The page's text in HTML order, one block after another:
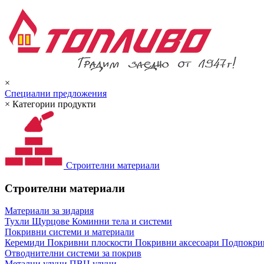
×
Специални предложения
× Категории продукти
Строителни материали
Строителни материали
Материали за зидария
Тухли Щурцове Коминни тела и системи
Покривни системи и материали
Керемиди Покривни плоскости Покривни аксесоари
Отводнителни системи за покрив